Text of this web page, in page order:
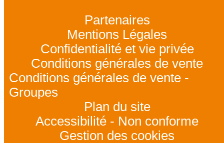
Partenaires
Mentions Légales
Confidentialité et vie privée
Conditions générales de vente
Conditions générales de vente -
Groupes
Plan du site
Accessibilité - Non conforme
Gestion des cookies